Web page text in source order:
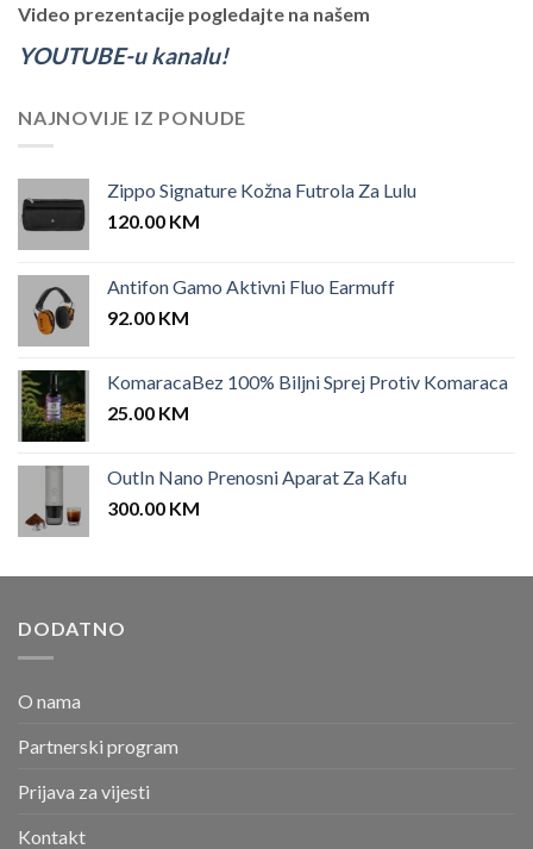
Video prezentacije pogledajte na našem
YOUTUBE-u kanalu!
NAJNOVIJE IZ PONUDE
Zippo Signature Kožna Futrola Za Lulu
120.00 KM
Antifon Gamo Aktivni Fluo Earmuff
92.00 KM
KomaracaBez 100% Biljni Sprej Protiv Komaraca
25.00 KM
OutIn Nano Prenosni Aparat Za Kafu
300.00 KM
DODATNO
O nama
Partnerski program
Prijava za vijesti
Kontakt